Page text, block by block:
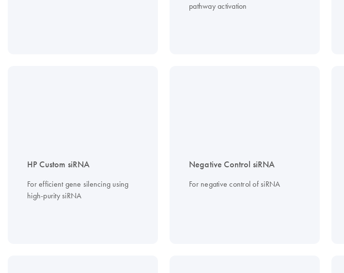
pathway activation
HP Custom siRNA
For efficient gene silencing using
high-purity siRNA
Negative Control siRNA
For negative control of siRNA